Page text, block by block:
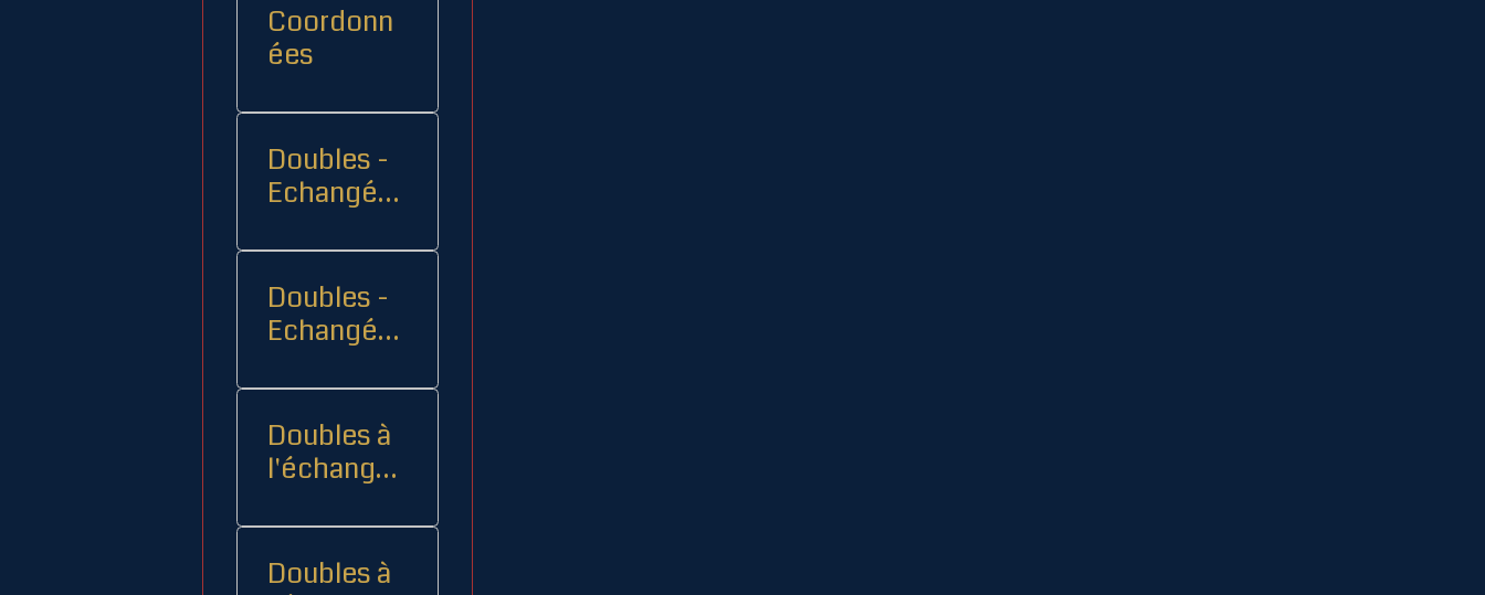
Coordonn
ées
Doubles -
Echangés 1
Doubles -
Echangés
Doubles à
l'échange
Doubles à